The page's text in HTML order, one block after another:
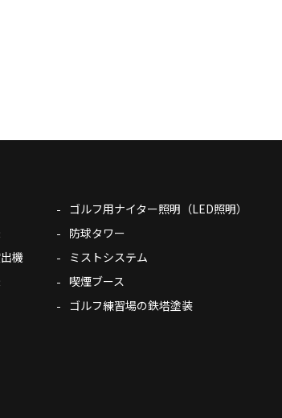
機
ゴルフ用ナイター照明（LED照明）
防球タワー
ミストシステム
喫煙ブース
ゴルフ練習場の鉄塔塗装